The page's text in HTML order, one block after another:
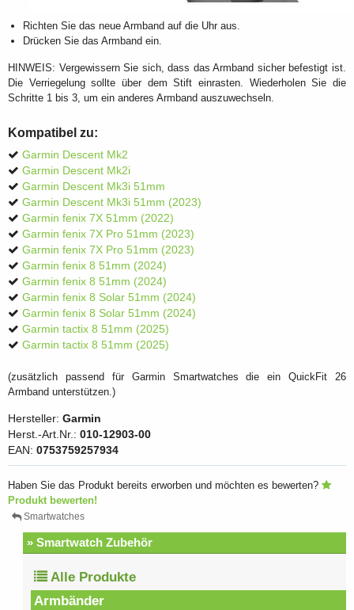
Richten Sie das neue Armband auf die Uhr aus.
Drücken Sie das Armband ein.
HINWEIS: Vergewissern Sie sich, dass das Armband sicher befestigt ist.
Die Verriegelung sollte über dem Stift einrasten. Wiederholen Sie die
Schritte 1 bis 3, um ein anderes Armband auszuwechseln.
Kompatibel zu:
Garmin Descent Mk2
Garmin Descent Mk2i
Garmin Descent Mk3i 51mm
Garmin Descent Mk3i 51mm (2023)
Garmin fenix 7X 51mm (2022)
Garmin fenix 7X Pro 51mm (2023)
Garmin fenix 7X Pro 51mm (2023)
Garmin fenix 8 51mm (2024)
Garmin fenix 8 51mm (2024)
Garmin fenix 8 Solar 51mm (2024)
Garmin fenix 8 Solar 51mm (2024)
Garmin tactix 8 51mm (2025)
Garmin tactix 8 51mm (2025)
(zusätzlich passend für Garmin Smartwatches die ein QuickFit 26
Armband unterstützen.)
Hersteller: Garmin
Herst.-Art.Nr.: 010-12903-00
EAN: 0753759257934
Haben Sie das Produkt bereits erworben und möchten es bewerten?
Produkt bewerten!
Smartwatches
» Smartwatch Zubehör
Alle Produkte
Armbänder